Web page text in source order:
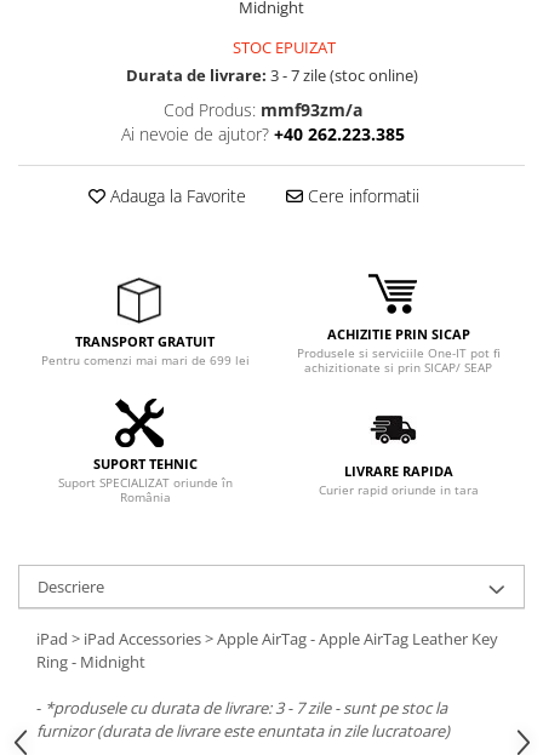
Periferice PC
Camere Web
Adaptoare
Tastaturi
Componente PC
Placi de Baza
CPU
Memorii
SSD
Carcase
Midnight
STOC EPUIZAT
Durata de livrare: 3 - 7 zile (stoc online)
Cod Produs: mmf93zm/a
Ai nevoie de ajutor? +40 262.223.385
Adauga la Favorite Cere informatii
TRANSPORT GRATUIT
Pentru comenzi mai mari de 699 lei
ACHIZITIE PRIN SICAP
Produsele si serviciile One-IT pot fi
achizitionate si prin SICAP/ SEAP
SUPORT TEHNIC
Suport SPECIALIZAT oriunde în
România
LIVRARE RAPIDA
Curier rapid oriunde in tara
Descriere
iPad > iPad Accessories > Apple AirTag - Apple AirTag Leather Key
Ring - Midnight
- *produsele cu durata de livrare: 3 - 7 zile - sunt pe stoc la
furnizor (durata de livrare este enuntata in zile lucratoare)